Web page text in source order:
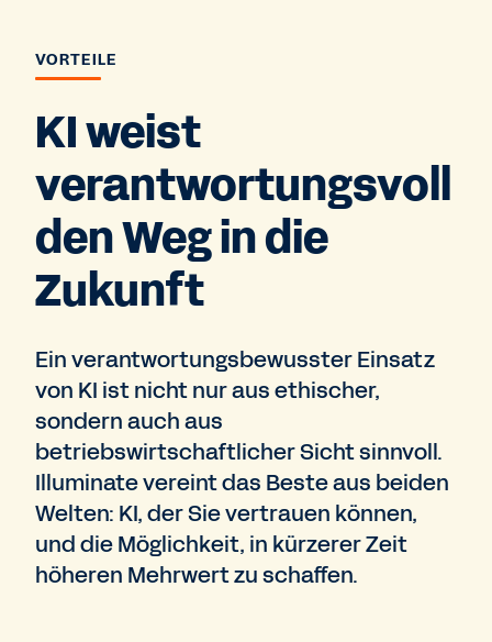
VORTEILE
KI weist
verantwortungsvoll
den Weg in die
Zukunft
Ein verantwortungsbewusster Einsatz
von KI ist nicht nur aus ethischer,
sondern auch aus
betriebswirtschaftlicher Sicht sinnvoll.
Illuminate vereint das Beste aus beiden
Welten: KI, der Sie vertrauen können,
und die Möglichkeit, in kürzerer Zeit
höheren Mehrwert zu schaffen.